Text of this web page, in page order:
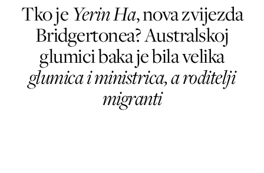
Tko jeYerin Ha, nova zvijezda
Bridgertonea? Australskoj
glumici baka je bila velika
glumica i ministrica, a roditelji
migranti